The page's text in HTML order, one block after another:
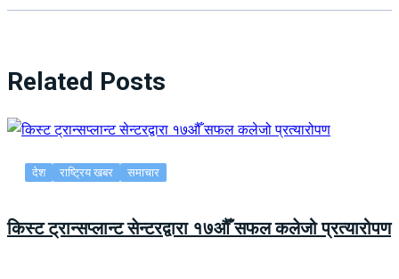
Related Posts
देश राष्ट्रिय खबर समाचार
किस्ट ट्रान्सप्लान्ट सेन्टरद्वारा १७औँ सफल कलेजो प्रत्यारोपण